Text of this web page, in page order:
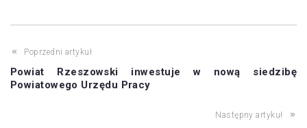
Poprzedni artykuł
Powiat Rzeszowski inwestuje w nową siedzibę
Powiatowego Urzędu Pracy
Następny artykuł